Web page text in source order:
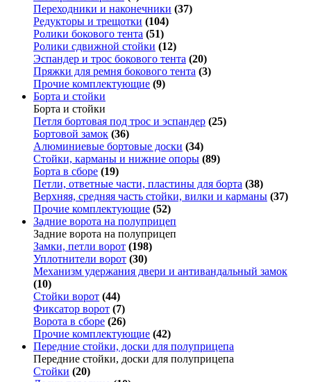
Переходники и наконечники (37)
Редукторы и трещотки (104)
Ролики бокового тента (51)
Ролики сдвижной стойки (12)
Эспандер и трос бокового тента (20)
Пряжки для ремня бокового тента (3)
Прочие комплектующие (9)
Борта и стойки
Борта и стойки
Петля бортовая под трос и эспандер (25)
Бортовой замок (36)
Алюминиевые бортовые доски (34)
Стойки, карманы и нижние опоры (89)
Борта в сборе (19)
Петли, ответные части, пластины для борта (38)
Верхняя, средняя часть стойки, вилки и карманы (37)
Прочие комплектующие (52)
Задние ворота на полуприцеп
Задние ворота на полуприцеп
Замки, петли ворот (198)
Уплотнители ворот (30)
Механизм удержания двери и антивандальный замок
(10)
Стойки ворот (44)
Фиксатор ворот (7)
Ворота в сборе (26)
Прочие комплектующие (42)
Передние стойки, доски для полуприцепа
Передние стойки, доски для полуприцепа
Стойки (20)